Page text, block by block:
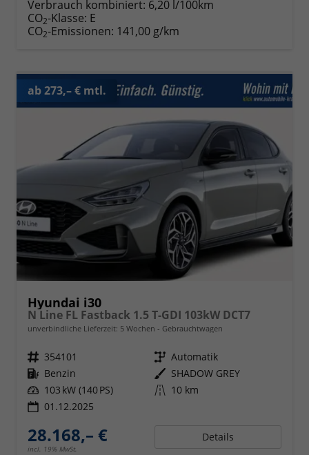
Verbrauch kombiniert: 6,20 l/100km
CO2-Klasse: E
CO2-Emissionen: 141,00 g/km
ab 273,– € mtl.
Hyundai i30
N Line FL Fastback 1.5 T-GDI 103kW DCT7
unverbindliche Lieferzeit: 5 Wochen Gebrauchtwagen
Fahrzeugnr. 354101 Getriebe Automatik
Kraftstoff Benzin Außenfarbe SHADOW GREY
Leistung 103 kW (140 PS) Kilometerstand 10 km
01.12.2025
28.168,– €
incl. 19% MwSt.
Details